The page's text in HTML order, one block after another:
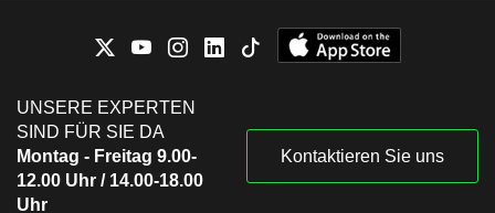
UNSERE EXPERTEN
SIND FÜR SIE DA
Montag - Freitag 9.00-
12.00 Uhr / 14.00-18.00
Uhr
Kontaktieren Sie uns